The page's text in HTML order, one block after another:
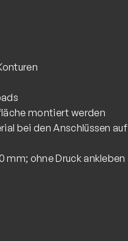
montiert werden
bei den Anschlüssen auf
mm; ohne Druck ankleben